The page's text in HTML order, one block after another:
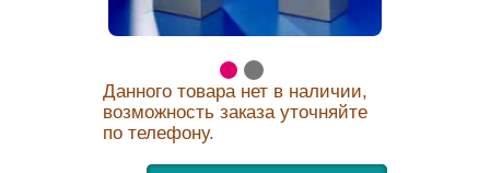
Данного товара нет в наличии,
возможность заказа уточняйте
по телефону.